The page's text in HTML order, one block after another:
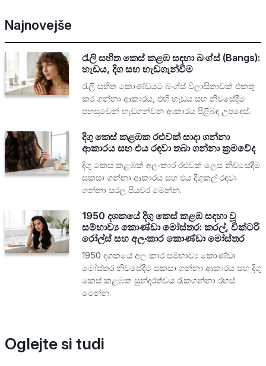
Najnovejše
රැලි සහිත කෙස් කළඹ සඳහා බංග්ස් (Bangs):
හැඩය, දිග සහ හැඩගැන්වීම
රැලි සහිත කොණ්ඩයට බංග්ස් විලාසිතාවක් එකතු
කර ගන්නා ආකාරය, එහි හැඩය සහ නිවසේදීම
පහසුවෙන් හැඩගන්වන ආකාරය පිළිබඳ උපදෙස්.
දිගු කෙස් කළඹක රළුවක් සාදා ගන්නා
ආකාරය සහ එය රඳවා තබා ගන්නා ක්‍රමවේද
දිගු කෙස් කළඹක් අලංකාර රළුවක් ලෙස නිවසේදීම
සකසා ගන්නා ආකාරය සහ එය දිගුකල් රඳවා
ගන්නා සරල පියවර මෙන්න.
1950 දශකයේ දිගු කෙස් කළඹ සඳහා වූ
සම්භාව්‍ය කොණ්ඩා මෝස්තර: කරල්, වික්ටරි
රෝල්ස් සහ අලංකාර කොණ්ඩා මෝස්තර
1950 දශකයේ අලංකාර සම්භාව්‍ය කොණ්ඩා
මෝස්තර නිවසේදීම සකසා ගන්නා ආකාරය සහ දිගු
කෙස් කළඹක සුන්දරත්වය රැකගන්නා රහස්
මෙන්න.
Oglejte si tudi